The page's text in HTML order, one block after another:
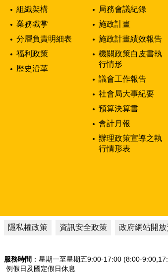
組織架構
業務職掌
分層負責明細表
福利政策
歷史沿革
局務會議紀錄
施政計畫
施政計畫績效報告
機關政策白皮書執
行情形
議會工作報告
社會局大事紀要
預算決算書
會計月報
辦理政策宣導之執
行情形表
隱私權政策 資訊安全政策 政府網站開
服務時間 ：星期一至星期五9:00-17:00 (8:00-
例假日及國定假日休息